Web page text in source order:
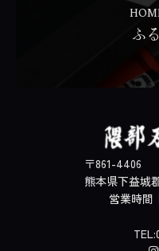
ふ
〒861-4406
熊本県下益城
営業時
冬季